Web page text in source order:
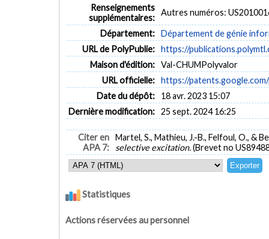
Renseignements
supplémentaires:
Autres numéros:
Département: Département de génie
URL de PolyPublie: https://
Maison d'édition: Val-CHUMPolyvalor
URL officielle: https://
Date du dépôt:
18 avr. 2023 15:07
Dernière modification: 25 sept. 2024 16:25
Citer en
APA 7:
Martel, S., Mathieu, J.-B., Felfoul, O., &
selective excitation.(Brevet no
Statistiques
Actions réservées au personnel